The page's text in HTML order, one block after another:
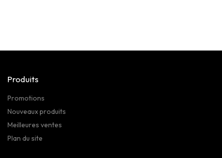
Produits
Promotions
Nouveaux produits
Meilleures ventes
Plan du site